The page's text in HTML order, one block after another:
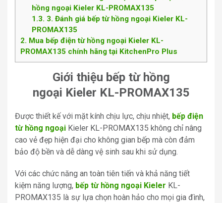
hồng ngoại Kieler KL-PROMAX135
1.3 3. Đánh giá bếp từ hồng ngoại Kieler KL-
PROMAX135
2
Mua bếp điện từ hồng ngoại Kieler KL-
PROMAX135 chính hãng tại KitchenPro Plus
Giới thiệu bếp từ hồng
ngoại Kieler KL-PROMAX135
Được thiết kế với mặt kính chịu lực, chịu nhiệt, bếp điện
từ hồng ngoại Kieler KL-PROMAX135 không chỉ nâng
cao vẻ đẹp hiện đại cho không gian bếp mà còn đảm
bảo độ bền và dễ dàng vệ sinh sau khi sử dụng.
Với các chức năng an toàn tiên tiến và khả năng tiết
kiệm năng lượng, bếp từ hồng ngoại Kieler KL-
PROMAX135 là sự lựa chọn hoàn hảo cho mọi gia đình,